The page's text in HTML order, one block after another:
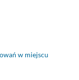
w miejscu